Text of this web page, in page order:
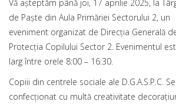
Vă aşteptăm până joi, 17 aprilie 2025, la
de Paște din Aula Primăriei Sectorului 2, un
eveniment organizat de Direcţia Generală
Protecţia Copilului Sector 2. Evenimentul
larg între orele 8:00 – 16:30.
Copiii din centrele sociale ale D.G.A.S.P.C.
confecționat cu multă creativitate